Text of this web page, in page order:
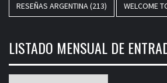
RESEÑAS ARGENTINA(213) WELCOME
LISTADO MENSUAL DE